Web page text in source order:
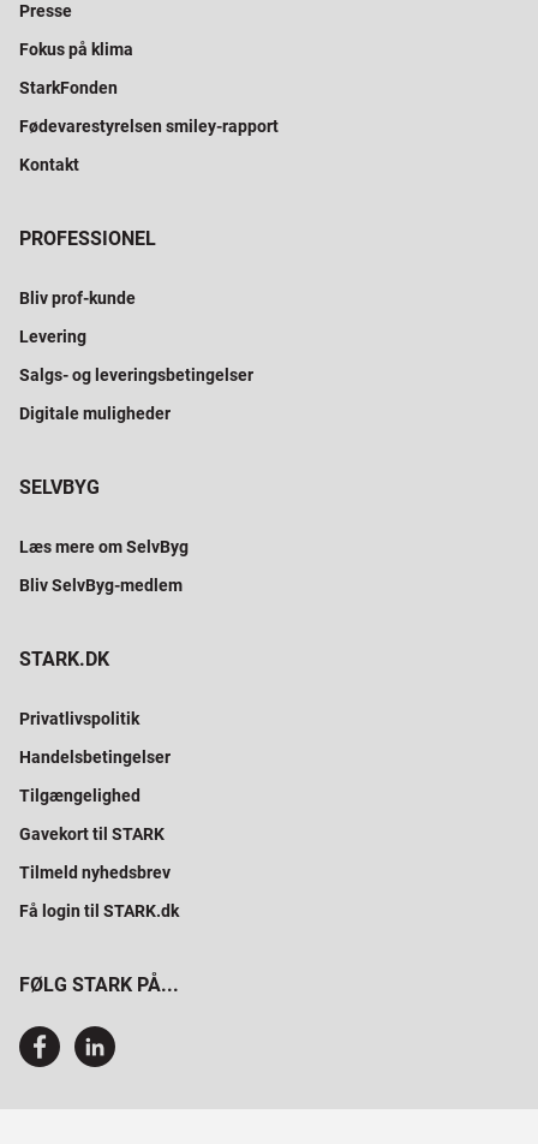
Presse
Fokus på klima
StarkFonden
Fødevarestyrelsen smiley-rapport
Kontakt
PROFESSIONEL
Bliv prof-kunde
Levering
Salgs- og leveringsbetingelser
Digitale muligheder
SELVBYG
Læs mere om SelvByg
Bliv SelvByg-medlem
STARK.DK
Privatlivspolitik
Handelsbetingelser
Tilgængelighed
Gavekort til STARK
Tilmeld nyhedsbrev
Få login til STARK.dk
FØLG STARK PÅ...